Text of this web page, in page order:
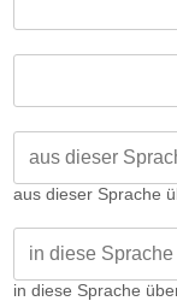
aus dieser Sprache
in diese Sprache